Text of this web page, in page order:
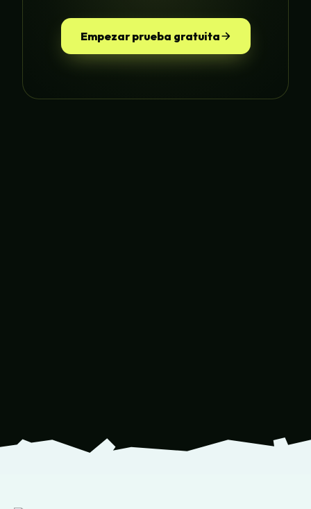
Empezar prueba gratuita